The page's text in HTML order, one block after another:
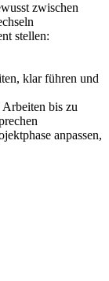
zwischen
stellen:
klar führen und
bis zu
anpassen,